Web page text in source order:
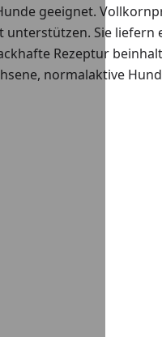
geeignet.
Sie liefern
Rezeptur
normalaktive